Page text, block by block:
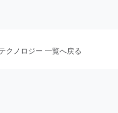
クノロジー 一覧へ戻る